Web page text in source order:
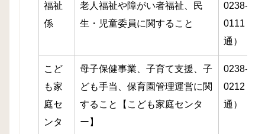
福祉
係
老人福祉や障がい者福祉、民
生・児童委員に関すること
0238-86-
0111（直
通）
こど
も家
庭セ
ンタ
母子保健事業、子育て支援、子
ども手当、保育園管理運営に関
すること【こども家庭センタ
ー】
0238-86-
0212（直
通）